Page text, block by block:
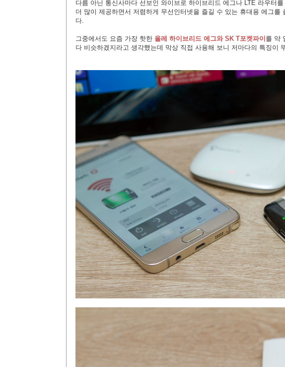
다름 아닌 통신사마다 선보인 와이브로 하이브리드 에그나 LTE 라우터
더 많이 제공하면서 저렴하게 무선인터넷을 즐길 수 있는 휴대용 에그를
다.
그중에서도 요즘 가장 핫한 올레 하이브리드 에그와 SK T포켓파이 를 약
다 비슷하겠지라고 생각했는데 막상 직접 사용해 보니 저마다의 특징이